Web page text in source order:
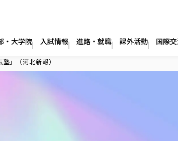
・大学院 入試情報 進路・就職 課外活動 国際
」（河北新報）